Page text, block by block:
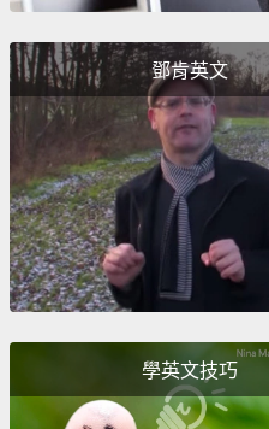
鄧肯英文
學英文技巧